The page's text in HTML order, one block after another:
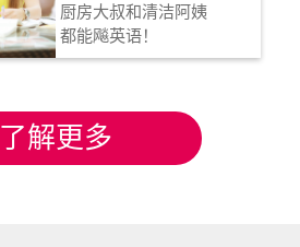
厨房大叔和清洁阿姨
都能飚英语！
了解更多